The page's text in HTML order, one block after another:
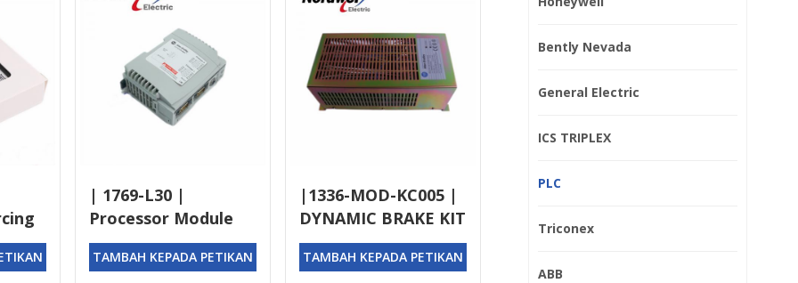
| 1769-L30 |
Processor Module
TAMBAH KEPADA PETIKAN
|1336-MOD-KC005 |
DYNAMIC BRAKE KIT
TAMBAH KEPADA PETIKAN
Bently Nevada
General Electric
ICS TRIPLEX
PLC
Triconex
ABB